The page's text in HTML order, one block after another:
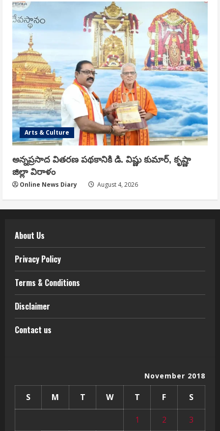
Arts & Culture
అన్నప్రసాద వితరణ పథకానికి డి. విష్ణు కుమార్, కృష్ణా
జిల్లా విరాళం
Online News Diary August 4, 2026
About Us
Privacy Policy
Terms & Conditions
Disclaimer
Contact us
November 2018
S M T W T F S
1 2
3